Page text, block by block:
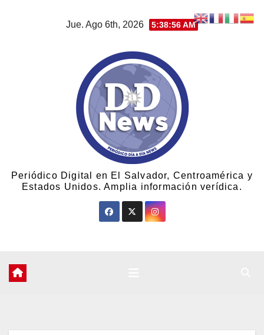
Jue. Ago 6th, 2026 5:38:57 AM
Periódico Digital en El Salvador, Centroamérica y
Estados Unidos. Amplia información verídica.